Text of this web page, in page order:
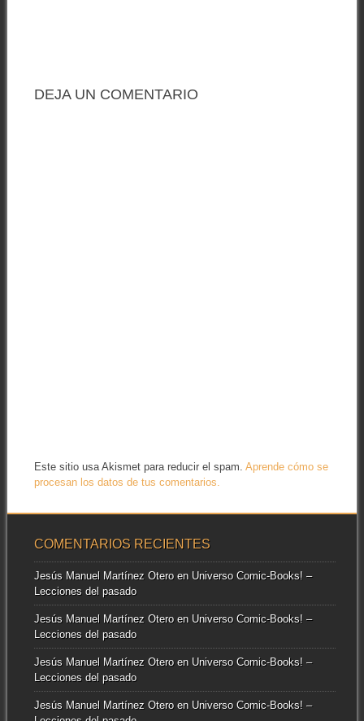
DEJA UN COMENTARIO
Este sitio usa Akismet para reducir el spam. Aprende cómo se
procesan los datos de tus comentarios.
COMENTARIOS RECIENTES
Jesús Manuel Martínez Oteroen Universo Comic-Books! –
Lecciones del pasado
Jesús Manuel Martínez Oteroen Universo Comic-Books! –
Lecciones del pasado
Jesús Manuel Martínez Oteroen Universo Comic-Books! –
Lecciones del pasado
Jesús Manuel Martínez Oteroen Universo Comic-Books! –